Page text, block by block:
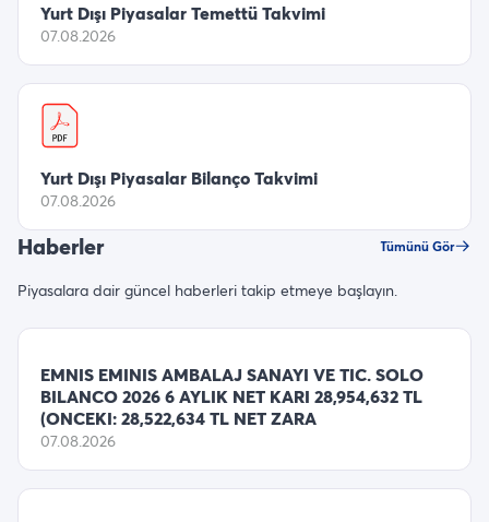
Yurt Dışı Piyasalar Temettü Takvimi
07.08.2026
Yurt Dışı Piyasalar Bilanço Takvimi
07.08.2026
Haberler Tümünü Gör
Piyasalara dair güncel haberleri takip etmeye başlayın.
EMNIS EMINIS AMBALAJ SANAYI VE TIC. SOLO
BILANCO 2026 6 AYLIK NET KARI 28,954,632 TL
(ONCEKI: 28,522,634 TL NET ZARA
07.08.2026